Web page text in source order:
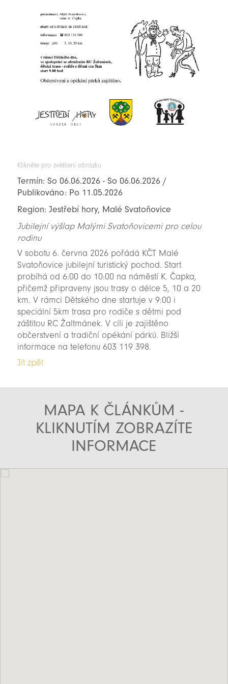
Klikněte pro zvětšení obrázku.
Termín: So 06.06.2026 - So 06.06.2026 /
Publikováno: Po 11.05.2026
Region: Jestřebí hory, Malé Svatoňovice
Jubilejní výšlap Malými Svatoňovicemi pro celou
rodinu
V sobotu 6. června 2026 pořádá KČT Malé
Svatoňovice jubilejní turistický pochod. Start
probíhá od 6:00 do 10:00 na náměstí K. Čapka,
přičemž připraveny jsou trasy o délce 5, 10 a 20
km. V rámci Dětského dne startuje v 9:00 i
speciální 5km trasa pro rodiče s dětmi pod
záštitou RC Žaltmánek. V cíli je zajištěno
občerstvení a tradiční opékání párků. Bližší
informace na telefonu 603 119 398.
Jít zpět
MAPA K ČLÁNKŮM -
KLIKNUTÍM ZOBRAZÍTE
INFORMACE